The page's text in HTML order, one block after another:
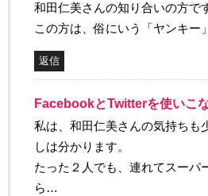
和田仁美さんの知り合いの方で
この方は、俗にいう「ヤンキー
返信
FacebookとTwitterを使いこ
私は、和田仁美さんの気持ちも
しは分かります。
たった２人でも、連れてスーパ
ら…